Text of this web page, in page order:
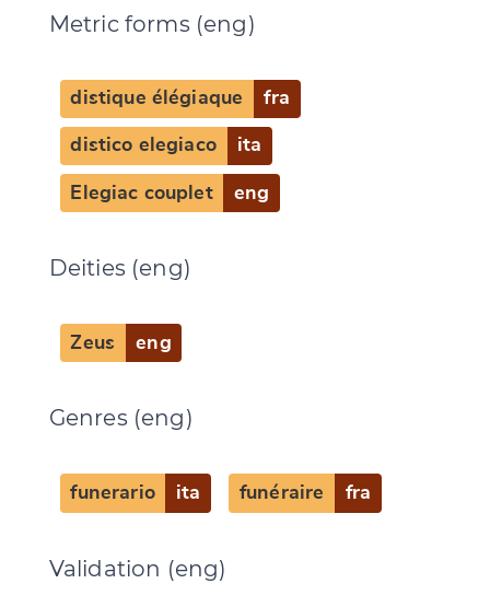
Metric forms (eng)
distique élégiaque fra
distico elegiaco ita
Elegiac couplet eng
Deities (eng)
Zeus eng
Genres (eng)
funerario ita funéraire fra
Validation (eng)